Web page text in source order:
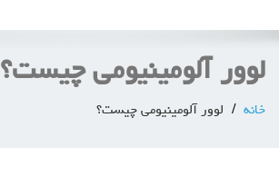
لوور آلومینیومی چیست؟
خانه لوور آلومینیومی چیست؟